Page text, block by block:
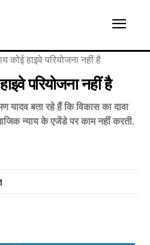
कोई हाइवे परियोजना नहीं है
परियोजना नहीं है
बता रहे हैं कि विकास का दावा
न्याय के एजेंडे पर काम नहीं करती.